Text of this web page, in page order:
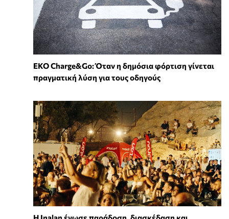
EKO Charge&Go: Όταν η δημόσια φόρτιση γίνεται
πραγματική λύση για τους οδηγούς